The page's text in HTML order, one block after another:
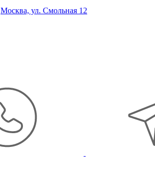
Москва, ул. Смольная 12